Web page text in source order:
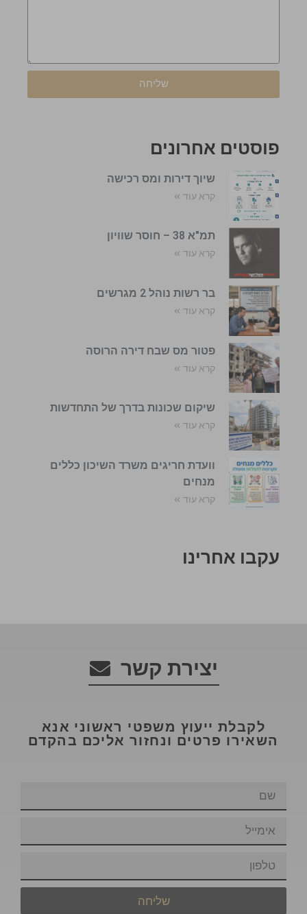
שליחה
פוסטים אחרונים
שיוך דירות ומס רכישה
קרא עוד »
תמ"א 38 – חוסר שוויון
קרא עוד »
בר רשות נוהל 2 מגרשים
קרא עוד »
פטור מס שבח דירה הרוסה
קרא עוד »
שיקום שכונות בדרך של התחדשות
קרא עוד »
וועדת חריגים משרד השיכון כללים
מנחים
קרא עוד »
עקבו אחרינו
יצירת קשר
לקבלת ייעוץ משפטי ראשוני אנא
השאירו פרטים ונחזור אליכם בהקדם
שליחה